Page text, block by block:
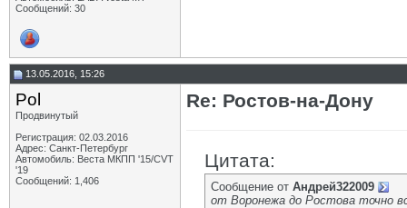
Сообщений: 30
13.05.2016, 15:26
Pol
Продвинутый
Регистрация: 02.03.2016
Адрес: Санкт-Петербург
Автомобиль: Веста МКПП '15/CVT
'19
Сообщений: 1,406
Re: Ростов-на-Дону
Цитата:
Сообщение от Андрей322009
от Воронежа до Ростова точно